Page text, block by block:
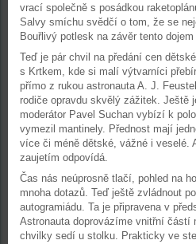
vrací společně s posádkou
Salvy smíchu svědčí o tom, že se
Bouřlivý potlesk na závěr tento
Teď je pár chvil na předání cen
s Krtkem, kde si malí výtvarníci
přímo z rukou astronauta A. J.
rodiče opravdu skvělý zážitek. Ještě
moderátor Pavel Suchan vybízí k
vymezil mantinely. Přednost mají
více či méně dětské, vážné i veselé.
zaujetím odpovídá.
Čas nás neúprosně tlačí, pohled na
mnoha dotazů. Teď ještě zvládnout
autogramiádu. Ta je připravena v
Astronauta doprovázíme vnitřní částí
chvilky sedí u stolku. Prakticky ve